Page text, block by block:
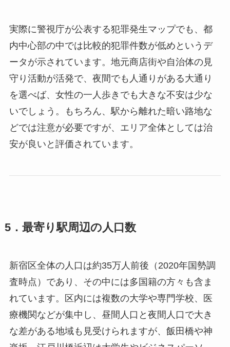
実際に警視庁が公表する犯罪発生マップでも、都
内中心部の中では比較的犯罪件数が低めというデ
ータが示されています。地元商店街や自治体の見
守り活動が活発で、夜間でも人通りがある大通り
を選べば、女性の一人歩きでも大きな不安は少な
いでしょう。もちろん、駅から離れた暗い路地な
どでは注意が必要ですが、エリア全体としては治
安が良いと評価されています。
5．最寄り駅周辺の人口数
新宿区全体の人口は約35万人前後（2020年国勢調
査時点）であり、その中には多国籍の方々も含ま
れています。区内には複数の大学や専門学校、医
療機関などが集中し、昼間人口と夜間人口で大き
な差がある地域も見受けられますが、飯田橋や神